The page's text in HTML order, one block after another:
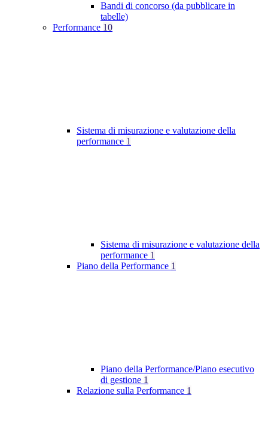
Bandi di concorso (da pubblicare in
tabelle)
Performance 10
Sistema di misurazione e valutazione della
performance 1
Sistema di misurazione e valutazione della
performance 1
Piano della Performance 1
Piano della Performance/Piano esecutivo
di gestione 1
Relazione sulla Performance 1